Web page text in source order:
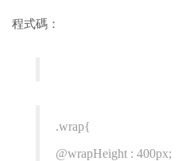
程式碼：
.wrap{
@wrapHeight : 400px;